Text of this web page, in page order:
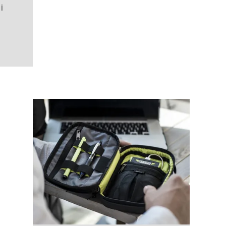
niebieski/najciemniejszy niebieski
Taupe/nuansowany brąz
Spokojna zieleń
26L Bladożółty